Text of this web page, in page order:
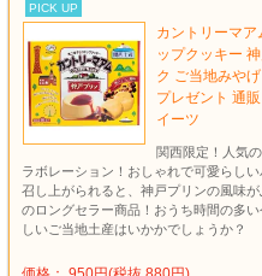
PICK UP
カントリーマア
ップクッキー
ク ご当地みや
プレゼント 通
イーツ
関西限定！人気
ラボレーション！おしゃれで可愛らし
召し上がられると、神戸プリンの風味
のロングセラー商品！おうち時間の多
しいご当地土産はいかかでしょうか？